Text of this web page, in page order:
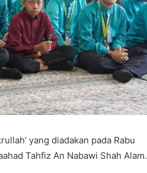
yang diadakan pada Rabu
Tahfiz An Nabawi Shah Alam.